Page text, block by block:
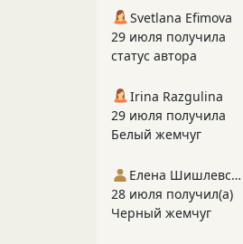
Svetlana Efimova
29 июля получила
статус автора
Irina Razgulina
29 июля получила
Белый жемчуг
Елена Шишлевская
28 июля получил(а)
Черный жемчуг